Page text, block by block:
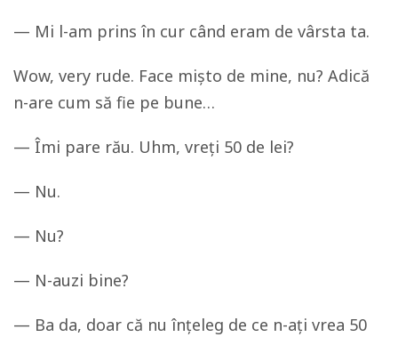
— Mi l-am prins în cur când eram de vârsta ta.
Wow, very rude. Face mișto de mine, nu? Adică
n-are cum să fie pe bune…
— Îmi pare rău. Uhm, vreți 50 de lei?
— Nu.
— Nu?
— N-auzi bine?
— Ba da, doar că nu înțeleg de ce n-ați vrea 50